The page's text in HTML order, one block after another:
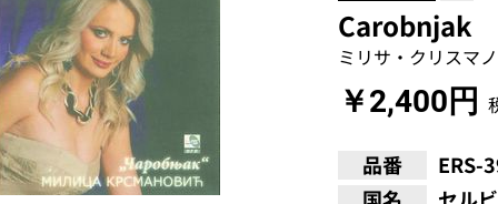
Carobnjak
ミリサ・クリスマ
￥2,400円
品番
ERS-